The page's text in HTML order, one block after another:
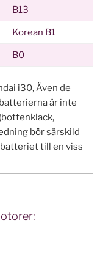
B13
Korean B1
B0
i30, Även de
är inte
bör särskild
till en viss